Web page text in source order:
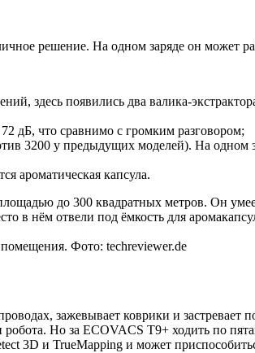
решение. На одном заряде он может
здесь появились два валика-
дБ, что сравнимо с громким разговором;
3200 у предыдущих моделей). На одном
ароматическая капсула.
до 300 квадратных метров. Он
в нём отвели под ёмкость для
Фото: techreviewer.de
зажевывает коврики и
робота. Но за ECOVACS T9+ ходить по
3D и TrueMapping и может